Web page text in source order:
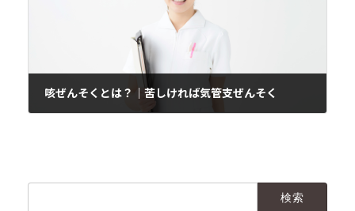
咳ぜんそくとは？｜苦しければ気管支ぜんそく